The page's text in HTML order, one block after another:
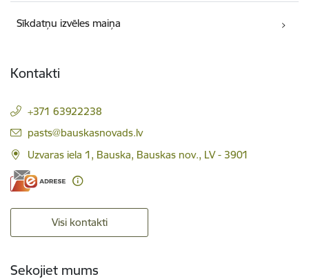
Sīkdatņu izvēles maiņa
Kontakti
+371 63922238
E-pasts:
pasts@bauskasnovads.lv
Uzvaras iela 1, Bauska, Bauskas nov., LV - 3901
Visi kontakti
Sekojiet mums